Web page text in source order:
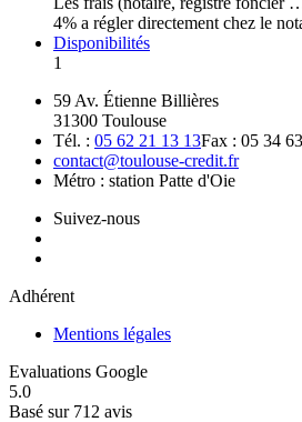
4% a régler directement chez le
Disponibilités
1
59 Av. Étienne Billières
31300 Toulouse
Tél. : 05 62 21 13 13Fax : 05 34
contact@toulouse-credit.fr
Métro : station Patte d'Oie
Suivez-nous
Adhérent
Mentions légales
Evaluations Google
5.0
Basé sur 712 avis